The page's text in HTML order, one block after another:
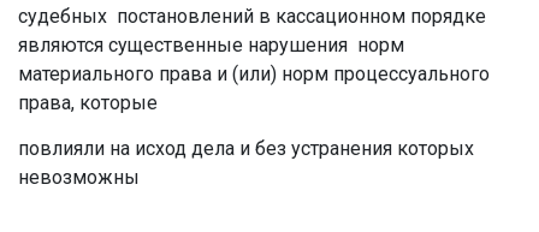
судебных постановлений в кассационном порядке
являются существенные нарушения норм
материального права и (или) норм процессуального
права, которые
повлияли на исход дела и без устранения которых
невозможны